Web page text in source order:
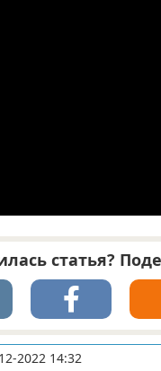
статья?
2022 14:32